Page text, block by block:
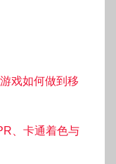
戏如何做到移
、卡通着色与